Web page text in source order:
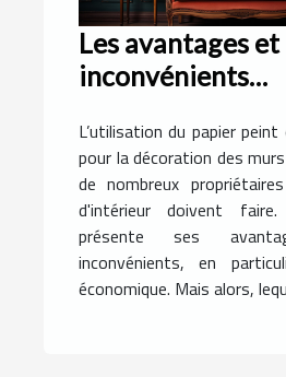
Les avantages et
inconvénients
l'utilisation du
plutôt que de la
L’utilisation du papier
pour la décoration des
de nombreux
d'intérieur doivent faire.
présente ses
inconvénients, en
économique. Mais alors,